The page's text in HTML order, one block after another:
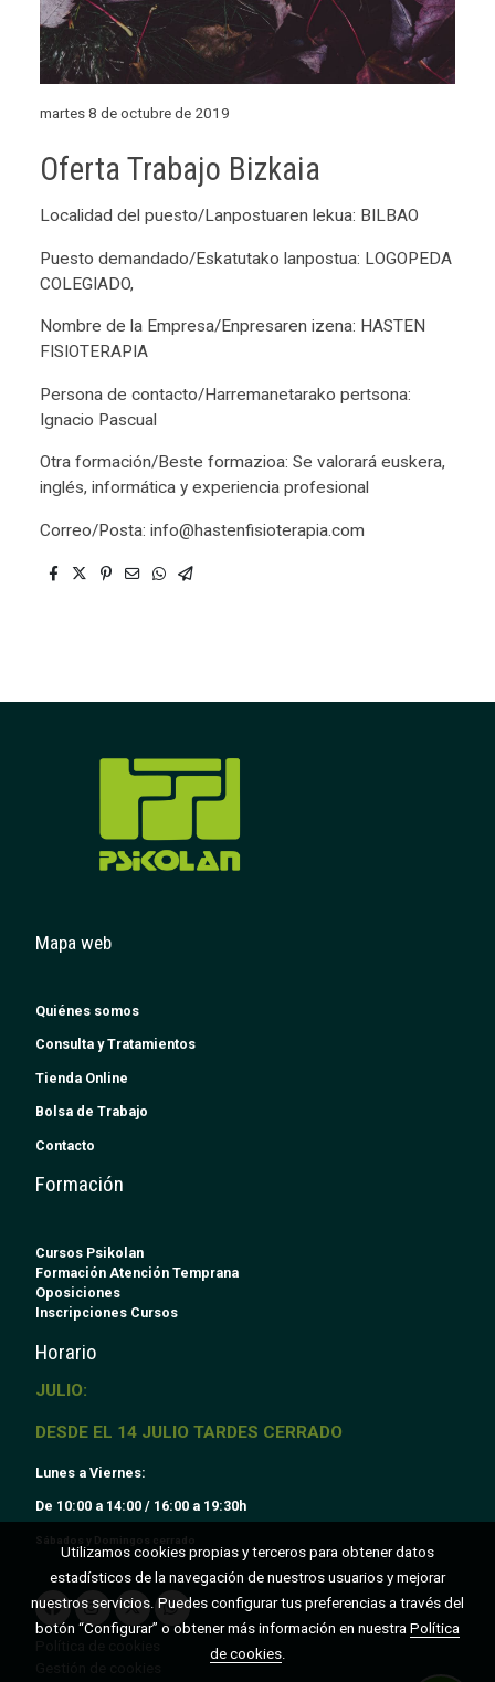
martes 8 de octubre de 2019
Oferta Trabajo Bizkaia
Localidad del puesto/Lanpostuaren lekua: BILBAO
Puesto demandado/Eskatutako lanpostua: LOGOPEDA
COLEGIADO,
Nombre de la Empresa/Enpresaren izena: HASTEN
FISIOTERAPIA
Persona de contacto/Harremanetarako pertsona:
Ignacio Pascual
Otra formación/Beste formazioa: Se valorará euskera,
inglés, informática y experiencia profesional
Correo/Posta: info@hastenfisioterapia.com
Mapa web
Quiénes somos
Consulta y Tratamientos
Tienda Online
Bolsa de Trabajo
Contacto
Formación
Cursos Psikolan
Formación Atención Temprana
Oposiciones
Inscripciones Cursos
Horario
JULIO:
DESDE EL 14 JULIO TARDES CERRADO
Lunes a Viernes:
De 10:00 a 14:00 / 16:00 a 19:30h
Sábados y Domingos cerrado
Utilizamos cookies propias y terceros para obtener datos
estadísticos de la navegación de nuestros usuarios y mejorar
nuestros servicios. Puedes configurar tus preferencias a través del
botón “Configurar” o obtener más información en nuestra Política
de cookies.